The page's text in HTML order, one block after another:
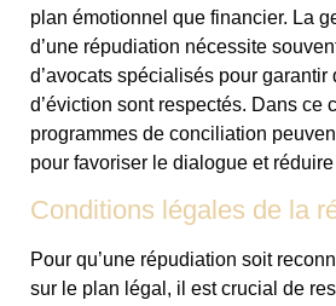
plan émotionnel que financier. La
d’une répudiation nécessite
d’avocats spécialisés pour garantir
d’éviction sont respectés. Dans ce
programmes de conciliation
pour favoriser le dialogue et
Conditions légales de la
Pour qu’une répudiation soit
sur le plan légal, il est crucial de